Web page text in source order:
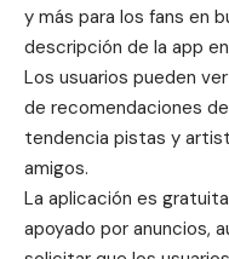
y más para los fans en
descripción de la app
Los usuarios pueden
de recomendaciones
tendencia pistas y
amigos.
La aplicación es
apoyado por anuncios,